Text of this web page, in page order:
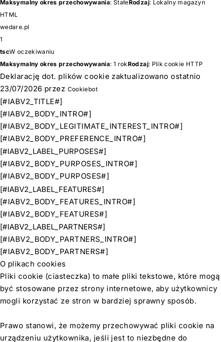
Maksymalny okres przechowywania: StałeRodzaj: Lokalny magazyn
HTML
wedare.pl
1
tscW oczekiwaniu
Maksymalny okres przechowywania: 1 rokRodzaj: Plik cookie HTTP
Deklarację dot. plików cookie zaktualizowano ostatnio
23/07/2026 przez Cookiebot
[#IABV2_TITLE#]
[#IABV2_BODY_INTRO#]
[#IABV2_BODY_LEGITIMATE_INTEREST_INTRO#]
[#IABV2_BODY_PREFERENCE_INTRO#]
[#IABV2_LABEL_PURPOSES#]
[#IABV2_BODY_PURPOSES_INTRO#]
[#IABV2_BODY_PURPOSES#]
[#IABV2_LABEL_FEATURES#]
[#IABV2_BODY_FEATURES_INTRO#]
[#IABV2_BODY_FEATURES#]
[#IABV2_LABEL_PARTNERS#]
[#IABV2_BODY_PARTNERS_INTRO#]
[#IABV2_BODY_PARTNERS#]
O plikach cookies
Pliki cookie (ciasteczka) to małe pliki tekstowe, które mogą
być stosowane przez strony internetowe, aby użytkownicy
mogli korzystać ze stron w bardziej sprawny sposób.
Prawo stanowi, że możemy przechowywać pliki cookie na
urządzeniu użytkownika, jeśli jest to niezbędne do